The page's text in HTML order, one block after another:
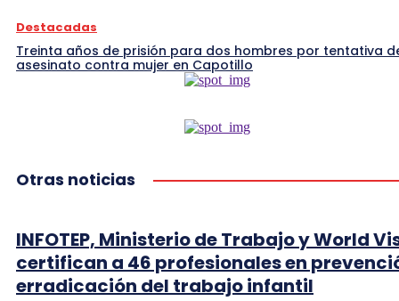
Destacadas
Treinta años de prisión para dos hombres por tentativa
asesinato contra mujer en Capotillo
Otras noticias
INFOTEP, Ministerio de Trabajo y World
certifican a 46 profesionales en
erradicación del trabajo infantil